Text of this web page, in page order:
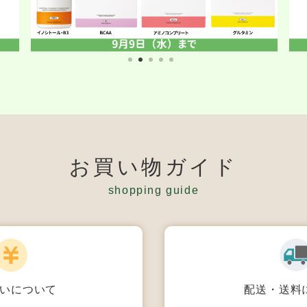
お買い物ガイド
shopping guide
について 配送・送料